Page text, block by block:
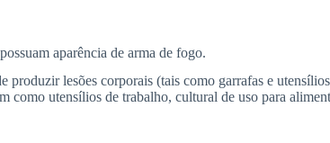
aparência de arma de fogo.
lesões corporais (tais como garrafas e utensílios
como utensílios de trabalho, cultural de uso para